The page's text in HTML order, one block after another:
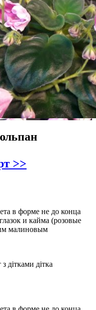
>>
в форме не до конца
и кайма (розовые
малиновым
дітками дітка